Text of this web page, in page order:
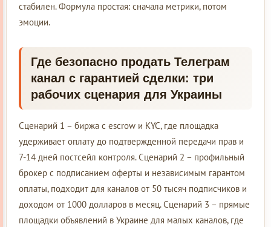
стабилен. Формула простая: сначала метрики, потом
эмоции.
Где безопасно продать Телеграм
канал с гарантией сделки: три
рабочих сценария для Украины
Сценарий 1 – биржа с escrow и KYC, где площадка
удерживает оплату до подтвержденной передачи прав и
7-14 дней постсейл контроля. Сценарий 2 – профильный
брокер с подписанием оферты и независимым гарантом
оплаты, подходит для каналов от 50 тысяч подписчиков и
доходом от 1000 долларов в месяц. Сценарий 3 – прямые
площадки объявлений в Украине для малых каналов, где